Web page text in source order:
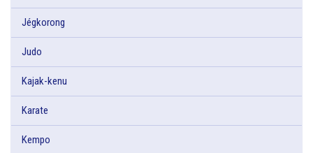
Jégkorong
Judo
Kajak-kenu
Karate
Kempo